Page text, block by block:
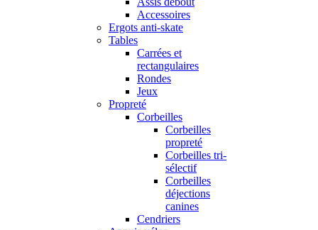
Accessoires
Ergots anti-skate
Tables
Carrées et
rectangulaires
Rondes
Jeux
Propreté
Corbeilles
Corbeilles
propreté
Corbeilles tri-
sélectif
Corbeilles
déjections
canines
Cendriers